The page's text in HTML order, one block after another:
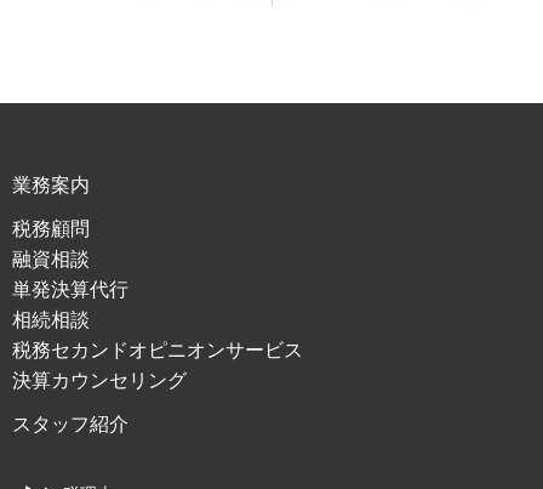
業務案内
税務顧問
融資相談
単発決算代行
相続相談
税務セカンドオピニオンサービス
決算カウンセリング
スタッフ紹介